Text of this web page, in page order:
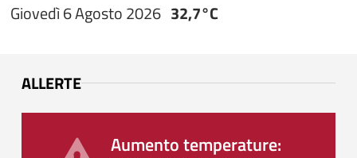
Giovedì 6 Agosto 2026 32,7°C
ALLERTE
Aumento temperature: